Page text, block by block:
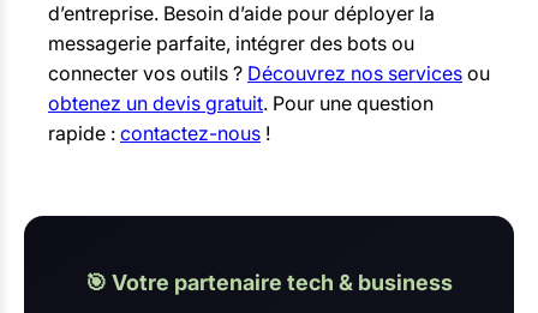
d’entreprise. Besoin d’aide pour déployer la
messagerie parfaite, intégrer des bots ou
connecter vos outils ? Découvrez nos services ou
obtenez un devis gratuit. Pour une question
rapide : contactez-nous !
🎯 Votre partenaire tech & business